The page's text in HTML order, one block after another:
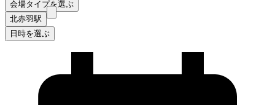
会場タイプを選ぶ
北赤羽駅
日時を選ぶ